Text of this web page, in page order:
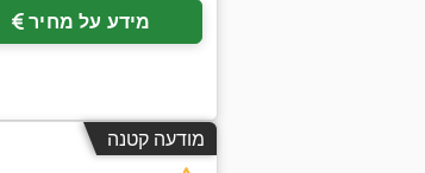
מידע על מחיר
מודעה קטנה